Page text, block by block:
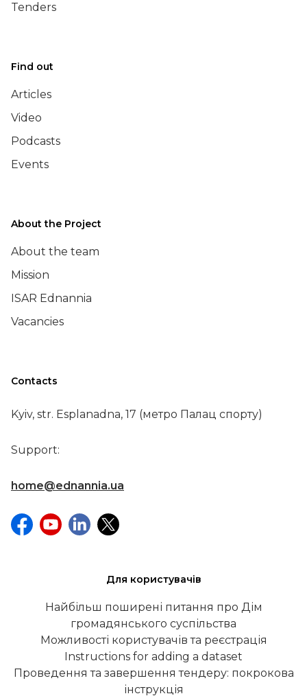
Tenders
Find out
Articles
Video
Podcasts
Events
About the Project
About the team
Mission
ISAR Ednannia
Vacancies
Contacts
Kyiv, str. Esplanadna, 17 (метро Палац спорту)
Support:
home@ednannia.ua
Для користувачів
Найбільш поширені питання про Дім
громадянського суспільства
Можливості користувачів та реєстрація
Instructions for adding a dataset
Проведення та завершення тендеру: покрокова
інструкція